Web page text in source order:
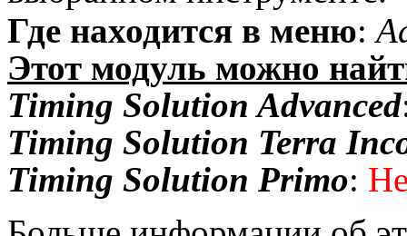
Где находится в меню:
Этот модуль можно
Timing Solution Advanced
Timing Solution Terra
Timing Solution Primo: